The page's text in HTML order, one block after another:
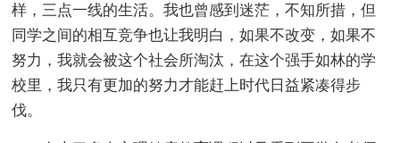
样，三点一线的生活。我也曾感到迷茫，不知所措，但
同学之间的相互竞争也让我明白，如果不改变，如果不
努力，我就会被这个社会所淘汰，在这个强手如林的学
校里，我只有更加的努力才能赶上时代日益紧凑得步
伐。